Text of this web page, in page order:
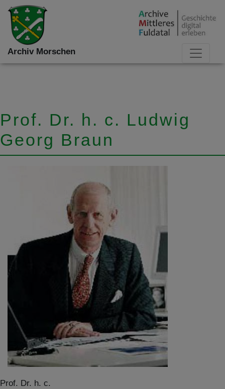
Archiv Morschen
Prof. Dr. h. c. Ludwig
Georg Braun
Prof. Dr. h. c.